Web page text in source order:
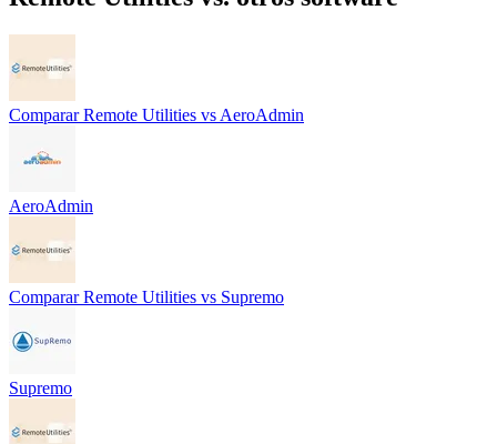
Comparar Remote Utilities vs AeroAdmin
AeroAdmin
Comparar Remote Utilities vs Supremo
Supremo